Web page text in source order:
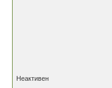
Неактивен